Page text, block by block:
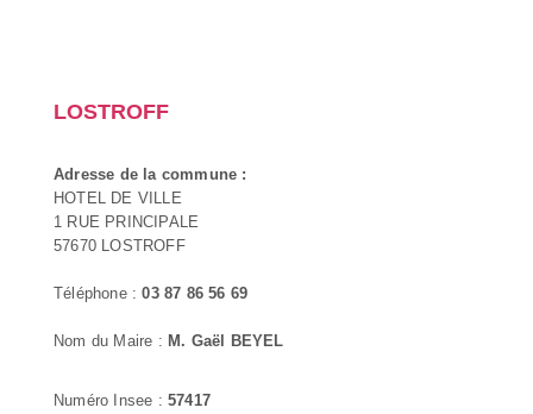
LOSTROFF
Adresse de la commune :
HOTEL DE VILLE
1 RUE PRINCIPALE
57670 LOSTROFF
Téléphone :03 87 86 56 69
Nom du Maire : M. Gaël BEYEL
Numéro Insee : 57417